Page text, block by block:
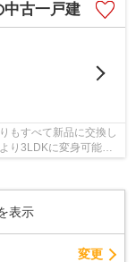
古一戸建
もすべて新品に交換し
り3LDKに変身可能で
表示
変更